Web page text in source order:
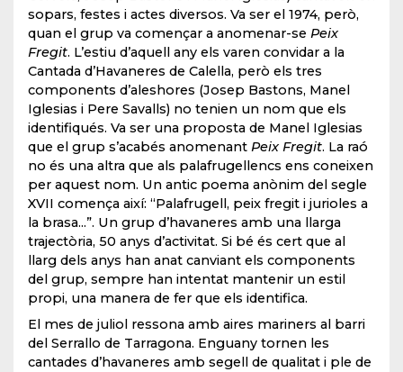
sopars, festes i actes diversos. Va ser el 1974, però,
quan el grup va començar a anomenar-se Peix
Fregit. L’estiu d’aquell any els varen convidar a la
Cantada d’Havaneres de Calella, però els tres
components d’aleshores (Josep Bastons, Manel
Iglesias i Pere Savalls) no tenien un nom que els
identifiqués. Va ser una proposta de Manel Iglesias
que el grup s’acabés anomenant Peix Fregit. La raó
no és una altra que als palafrugellencs ens coneixen
per aquest nom. Un antic poema anònim del segle
XVII comença així: “Palafrugell, peix fregit i jurioles a
la brasa...”. Un grup d’havaneres amb una llarga
trajectòria, 50 anys d’activitat. Si bé és cert que al
llarg dels anys han anat canviant els components
del grup, sempre han intentat mantenir un estil
propi, una manera de fer que els identifica.
El mes de juliol ressona amb aires mariners al barri
del Serrallo de Tarragona. Enguany tornen les
cantades d’havaneres amb segell de qualitat i ple de